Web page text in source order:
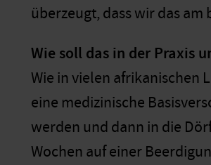
überzeugt, dass wir das
Wie soll das in der Praxis
Wie in vielen afrikanischen
eine medizinische
werden und dann in die
Wochen auf einer